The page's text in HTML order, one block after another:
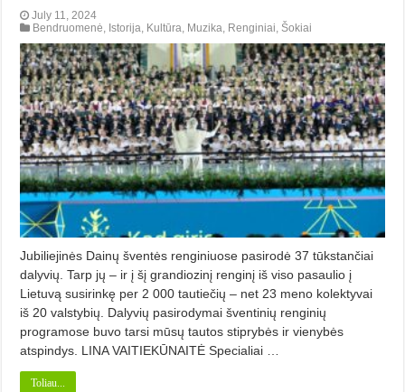
July 11, 2024
Bendruomenė, Istorija, Kultūra, Muzika, Renginiai, Šokiai
Jubiliejinės Dainų šventės renginiuose pasirodė 37 tūkstančiai
dalyvių. Tarp jų – ir į šį grandiozinį renginį iš viso pasaulio į
Lietuvą susirinkę per 2 000 tautiečių – net 23 meno kolektyvai
iš 20 valstybių. Dalyvių pasirodymai šventinių renginių
programose buvo tarsi mūsų tautos stiprybės ir vienybės
atspindys. LINA VAITIEKŪNAITĖ Specialiai …
Toliau...